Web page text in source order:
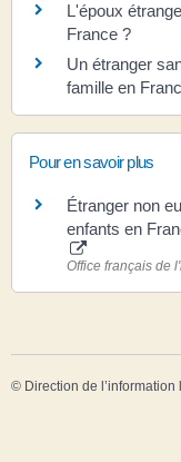
L'époux
France ?
Un étranger
famille en
Pour en savoir plus
Étranger non
enfants en
Office français de
© Direction de